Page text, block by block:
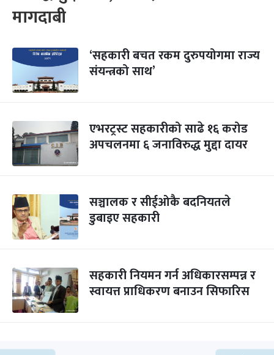
मागदाबी
‘सहकारी बचत रकम दुरुपयोगमा राज्य
संयन्त्रको साथ’
एभरट्रस्ट सहकारीको साढे १६ करोड
अपचलनमा ६ जनाविरुद्ध मुद्दा दायर
सञ्चालक र सीईओकै बदनियतले
डुबाइए सहकारी
सहकारी नियमन गर्न अधिकारसम्पन्न र
स्वायत्त प्राधिकरण बनाउन सिफारिस